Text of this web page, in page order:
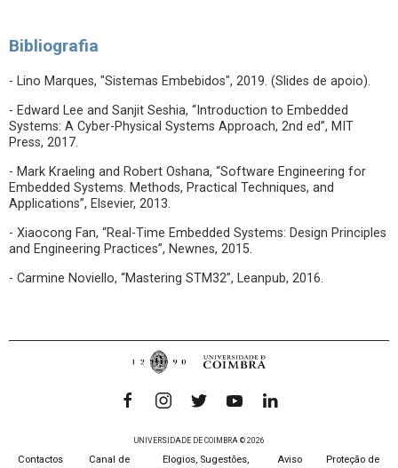
Bibliografia
- Lino Marques, "Sistemas Embebidos", 2019. (Slides de apoio).
- Edward Lee and Sanjit Seshia, “Introduction to Embedded
Systems: A Cyber-Physical Systems Approach, 2nd ed”, MIT
Press, 2017.
- Mark Kraeling and Robert Oshana, “Software Engineering for
Embedded Systems. Methods, Practical Techniques, and
Applications”, Elsevier, 2013.
- Xiaocong Fan, “Real-Time Embedded Systems: Design Principles
and Engineering Practices”, Newnes, 2015.
- Carmine Noviello, “Mastering STM32”, Leanpub, 2016.
UNIVERSIDADE DE COIMBRA © 2026
Contactos
Canal de
Elogios, Sugestões,
Aviso
Proteção de